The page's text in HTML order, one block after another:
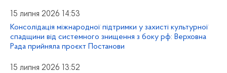
15 липня 2026 14:53
Консолідація міжнародної підтримки у захисті культурної
спадщини від системного знищення з боку рф: Верховна
Рада прийняла проєкт Постанови
15 липня 2026 13:52